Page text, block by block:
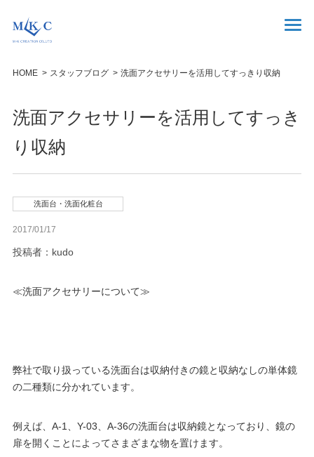
HOME スタッフブログ 洗面アクセサリーを活用してすっきり収納
洗面アクセサリーを活用してすっき
り収納
洗面台・洗面化粧台
2017/01/17
投稿者：kudo
≪洗面アクセサリーについて≫
弊社で取り扱っている洗面台は収納付きの鏡と収納なしの単体鏡
の二種類に分かれています。
例えば、A-1、Y-03、A-36の洗面台は収納鏡となっており、鏡の
扉を開くことによってさまざまな物を置けます。